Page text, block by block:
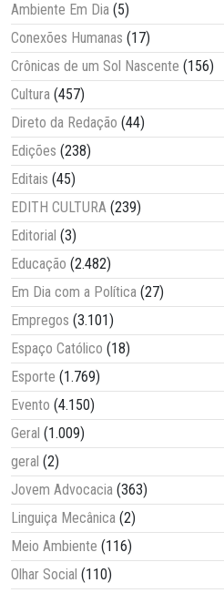
Ambiente Em Dia (5)
Conexões Humanas (17)
Crônicas de um Sol Nascente (156)
Cultura (457)
Direto da Redação (44)
Edições (238)
Editais (45)
EDITH CULTURA (239)
Editorial (3)
Educação (2.482)
Em Dia com a Política (27)
Empregos (3.101)
Espaço Católico (18)
Esporte (1.769)
Evento (4.150)
Geral (1.009)
geral (2)
Jovem Advocacia (363)
Linguiça Mecânica (2)
Meio Ambiente (116)
Olhar Social (110)